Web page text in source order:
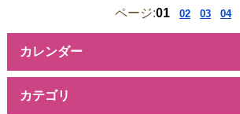
ページ:01 02 03 04
カレンダー
カテゴリ